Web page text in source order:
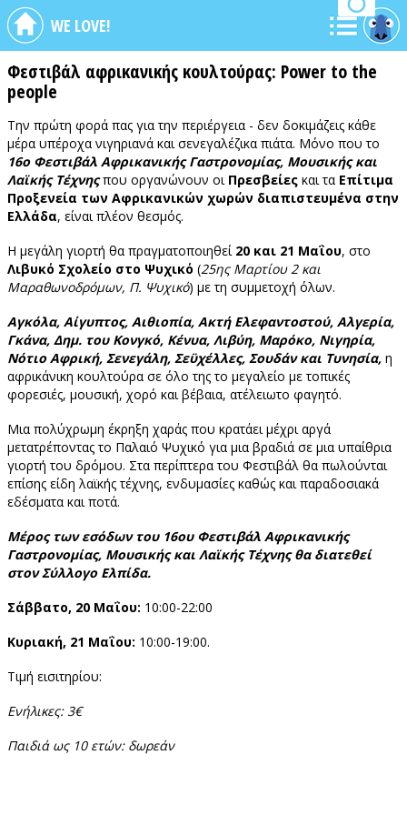
WE LOVE!
Φεστιβάλ αφρικανικής κουλτούρας: Power to the
people
Την πρώτη φορά πας για την περιέργεια - δεν δοκιμάζεις κάθε
μέρα υπέροχα νιγηριανά και σενεγαλέζικα πιάτα. Μόνο που το
16ο Φεστιβάλ Αφρικανικής Γαστρονομίας, Μουσικής και
Λαϊκής Τέχνηςπου οργανώνουν οι Πρεσβείες και τα Επίτιμα
Προξενεία των Αφρικανικών χωρών διαπιστευμένα στην
Ελλάδα, είναι πλέον θεσμός.
Η μεγάλη γιορτή θα πραγματοποιηθεί 20 και 21 Μαΐου, στο
Λιβυκό Σχολείο στο Ψυχικό (25ης Μαρτίου 2 και
Μαραθωνοδρόμων, Π. Ψυχικό) με τη συμμετοχή όλων.
Αγκόλα, Αίγυπτος, Αιθιοπία, Ακτή Ελεφαντοστού, Αλγερία,
Γκάνα, Δημ. του Κονγκό, Κένυα, Λιβύη, Μαρόκο, Νιγηρία,
Νότιο Αφρική, Σενεγάλη, Σεϋχέλλες, Σουδάν και Τυνησία, η
αφρικάνικη κουλτούρα σε όλο της το μεγαλείο με τοπικές
φορεσιές, μουσική, χορό και βέβαια, ατέλειωτο φαγητό.
Μια πολύχρωμη έκρηξη χαράς που κρατάει μέχρι αργά
μετατρέποντας το Παλαιό Ψυχικό για μια βραδιά σε μια υπαίθρια
γιορτή του δρόμου. Στα περίπτερα του Φεστιβάλ θα πωλούνται
επίσης είδη λαϊκής τέχνης, ενδυμασίες καθώς και παραδοσιακά
εδέσματα και ποτά.
Μέρος των εσόδων του 16ου Φεστιβάλ Αφρικανικής
Γαστρονομίας, Μουσικής και Λαϊκής Τέχνης θα διατεθεί
στον Σύλλογο Ελπίδα.
Σάββατο, 20 Μαΐου: 10:00-22:00
Κυριακή, 21 Μαΐου: 10:00-19:00.
Τιμή εισιτηρίου:
Ενήλικες: 3€
Παιδιά ως 10 ετών: δωρεάν